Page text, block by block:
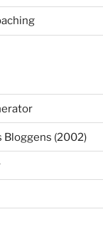
Bloggens (2002)